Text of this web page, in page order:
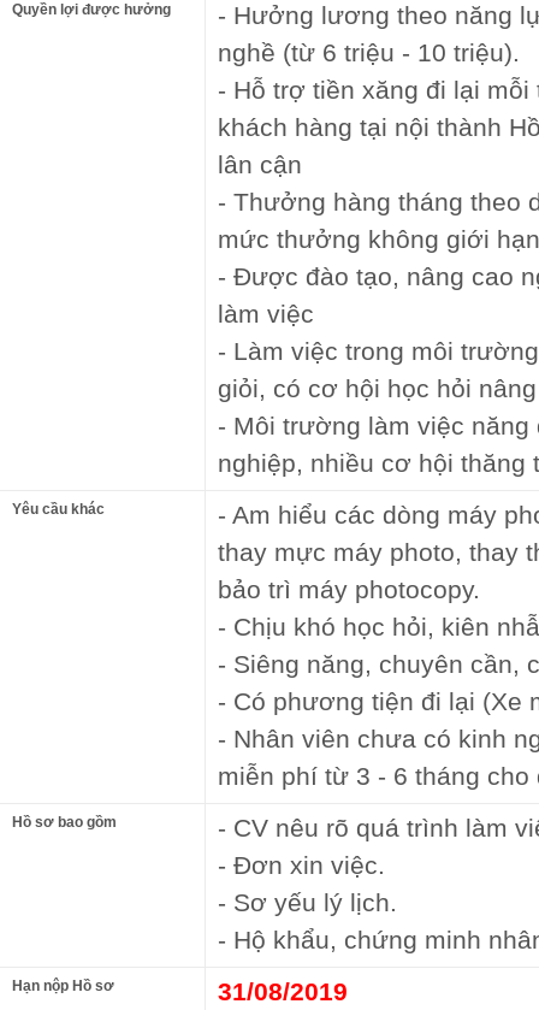
Quyền lợi được hưởng
- Hưởng lương theo năng
nghề (từ 6 triệu - 10 triệu).
- Hỗ trợ tiền xăng đi lại
khách hàng tại nội thành
lân cận
- Thưởng hàng tháng theo
mức thưởng không giới
- Được đào tạo, nâng cao
làm việc
- Làm việc trong môi
giỏi, có cơ hội học hỏi
- Môi trường làm việc
nghiệp, nhiều cơ hội thăng
Yêu cầu khác
- Am hiểu các dòng máy
thay mực máy photo, thay
bảo trì máy photocopy.
- Chịu khó học hỏi, kiên
- Siêng năng, chuyên cần,
- Có phương tiện đi lại (Xe
- Nhân viên chưa có kinh
miễn phí từ 3 - 6 tháng cho
Hồ sơ bao gồm
- CV nêu rõ quá trình làm
- Đơn xin việc.
- Sơ yếu lý lịch.
- Hộ khẩu, chứng minh
Hạn nộp Hồ sơ 31/08/2019